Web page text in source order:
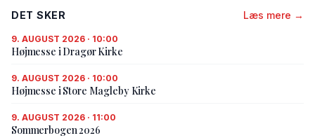
DET SKER Læs mere →
9. AUGUST 2026 · 10:00
Højmesse i Dragør Kirke
9. AUGUST 2026 · 10:00
Højmesse i Store Magleby Kirke
9. AUGUST 2026 · 11:00
Sommerbogen 2026